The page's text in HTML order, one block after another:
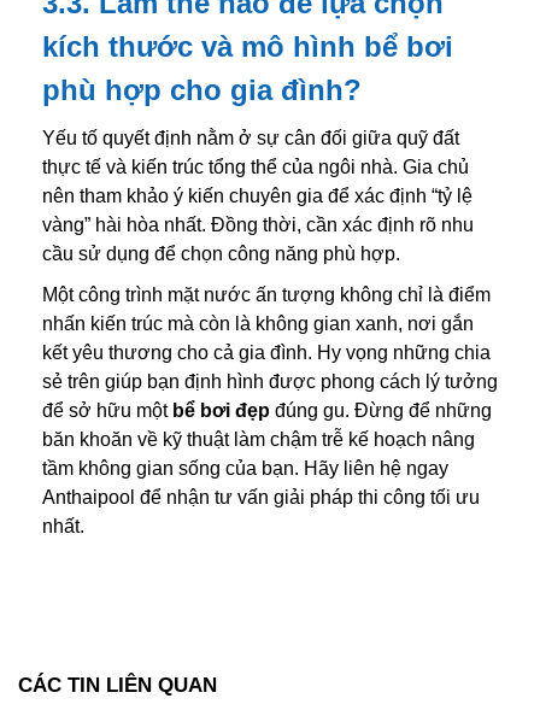
kích thước và mô hình bể bơi
phù hợp cho gia đình?
Yếu tố quyết định nằm ở sự cân đối giữa quỹ đất
thực tế và kiến trúc tổng thể của ngôi nhà. Gia chủ
nên tham khảo ý kiến chuyên gia để xác định “tỷ lệ
vàng” hài hòa nhất. Đồng thời, cần xác định rõ nhu
cầu sử dụng để chọn công năng phù hợp.
Một công trình mặt nước ấn tượng không chỉ là điểm
nhấn kiến trúc mà còn là không gian xanh, nơi gắn
kết yêu thương cho cả gia đình. Hy vọng những chia
sẻ trên giúp bạn định hình được phong cách lý tưởng
để sở hữu một bể bơi đẹp đúng gu. Đừng để những
băn khoăn về kỹ thuật làm chậm trễ kế hoạch nâng
tầm không gian sống của bạn. Hãy liên hệ ngay
Anthaipool để nhận tư vấn giải pháp thi công tối ưu
nhất.
CÁC TIN LIÊN QUAN